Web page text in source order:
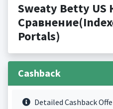
Sweaty Betty US
Portals)
Cashback
Detailed Cashback